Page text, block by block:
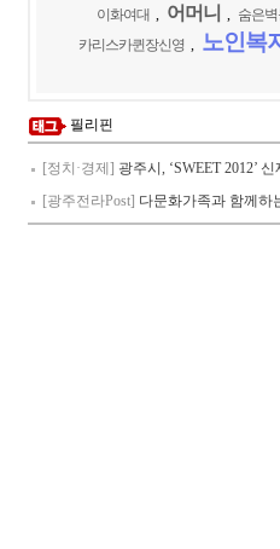
이화여대 어머니 숨은
카리스카퀸장신영
노인복
필리핀
[정치·경제] 광주시, ‘SWEET 2012’
[광주전라Post] 다문화가족과 함께하